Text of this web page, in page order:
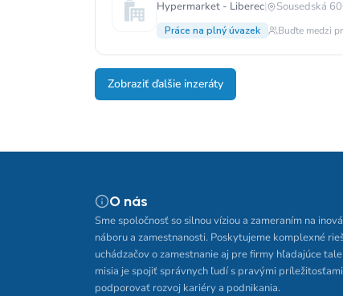
Hypermarket - Liberec| Sousedská
Práce na plný úvazek Buďte medzi
Zobraziť ďalšie inzeráty
O nás
Sme spoločnosť so silnou víziou a zameraním na
náboru a zamestnanosti. Poskytujeme komplexné
uchádzačov o zamestnanie aj pre firmy hľadajúce
misia je spojiť správnych ľudí s pravými
podporovať rozvoj kariéry a podnikania.